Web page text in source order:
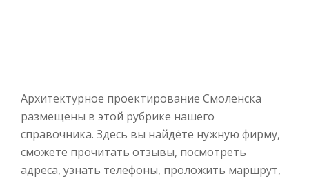
Архитектурное проектирование Смоленска
размещены в этой рубрике нашего
справочника. Здесь вы найдёте нужную фирму,
сможете прочитать отзывы, посмотреть
адреса, узнать телефоны, проложить маршрут,